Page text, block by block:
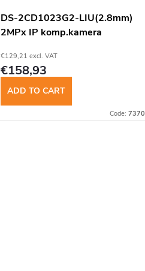
DS-2CD1023G2-LIU(2.8mm)
2MPx IP komp.kamera
€129,21 excl. VAT
€158,93
ADD TO CART
Code:7370